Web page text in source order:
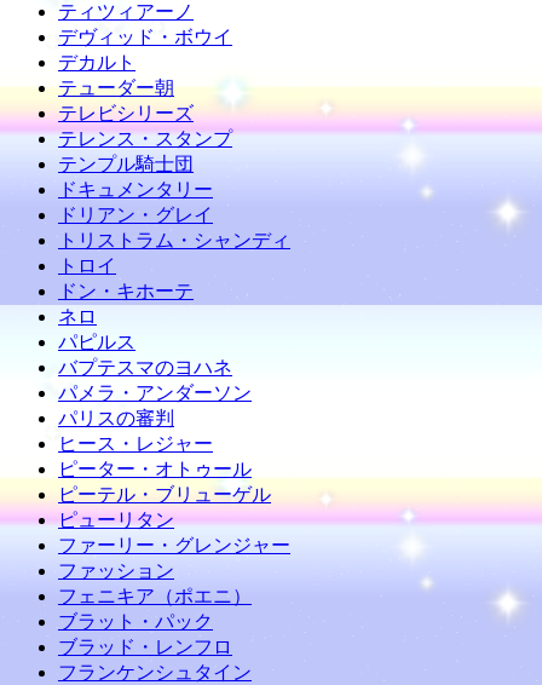
ティツィアーノ
デヴィッド・ボウイ
デカルト
テューダー朝
テレビシリーズ
テレンス・スタンプ
テンプル騎士団
ドキュメンタリー
ドリアン・グレイ
トリストラム・シャンディ
トロイ
ドン・キホーテ
ネロ
パピルス
バプテスマのヨハネ
パメラ・アンダーソン
パリスの審判
ヒース・レジャー
ピーター・オトゥール
ピーテル・ブリューゲル
ピューリタン
ファーリー・グレンジャー
ファッション
フェニキア（ポエニ）
ブラット・パック
ブラッド・レンフロ
フランケンシュタイン